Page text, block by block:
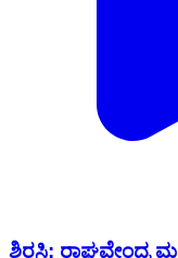
ಶಿರಸಿ: ರಾಘವೇಂದ್ರ